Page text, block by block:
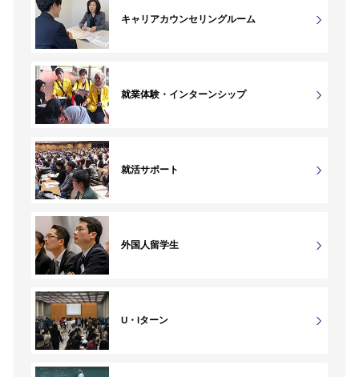
キャリアカウンセリングルーム
就業体験・インターンシップ
就活サポート
外国人留学生
U・Iターン